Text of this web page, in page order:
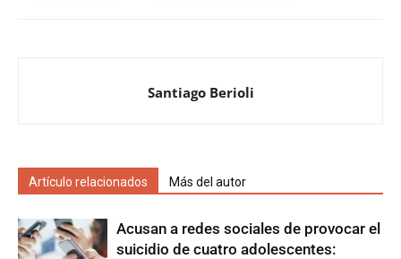
Santiago Berioli
Artículo relacionados Más del autor
Acusan a redes sociales de provocar el
suicidio de cuatro adolescentes: